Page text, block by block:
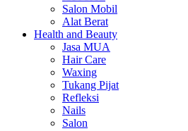
Salon Mobil
Alat Berat
Health and Beauty
Jasa MUA
Hair Care
Waxing
Tukang Pijat
Refleksi
Nails
Salon